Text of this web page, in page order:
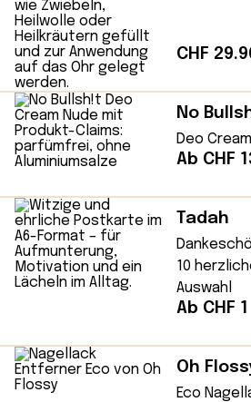
CHF
No
Deo
Ab CHF
Tadah
10
Auswahl
Ab CHF 1
Oh
Eco